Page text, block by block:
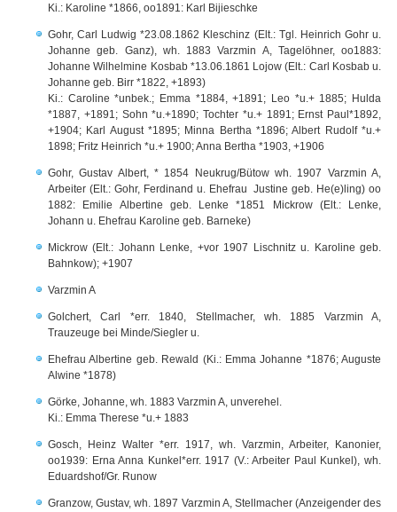
Ki.: Karoline *1866, oo1891: Karl Bijieschke
Gohr, Carl Ludwig *23.08.1862 Kleschinz (Elt.: Tgl. Heinrich Gohr u.
Johanne geb. Ganz), wh. 1883 Varzmin A, Tagelöhner, oo1883:
Johanne Wilhelmine Kosbab *13.06.1861 Lojow (Elt.: Carl Kosbab u.
Johanne geb. Birr *1822, +1893)
Ki.: Caroline *unbek.; Emma *1884, +1891; Leo *u.+ 1885; Hulda
*1887, +1891; Sohn *u.+1890; Tochter *u.+ 1891; Ernst Paul*1892,
+1904; Karl August *1895; Minna Bertha *1896; Albert Rudolf *u.+
1898; Fritz Heinrich *u.+ 1900; Anna Bertha *1903, +1906
Gohr, Gustav Albert, * 1854 Neukrug/Bütow wh. 1907 Varzmin A,
Arbeiter (Elt.: Gohr, Ferdinand u. Ehefrau Justine geb. He(e)ling) oo
1882: Emilie Albertine geb. Lenke *1851 Mickrow (Elt.: Lenke,
Johann u. Ehefrau Karoline geb. Barneke)
Mickrow (Elt.: Johann Lenke, +vor 1907 Lischnitz u. Karoline geb.
Bahnkow); +1907
Varzmin A
Golchert, Carl *err. 1840, Stellmacher, wh. 1885 Varzmin A,
Trauzeuge bei Minde/Siegler u.
Ehefrau Albertine geb. Rewald (Ki.: Emma Johanne *1876; Auguste
Alwine *1878)
Görke, Johanne, wh. 1883 Varzmin A, unverehel.
Ki.: Emma Therese *u.+ 1883
Gosch, Heinz Walter *err. 1917, wh. Varzmin, Arbeiter, Kanonier,
oo1939: Erna Anna Kunkel*err. 1917 (V.: Arbeiter Paul Kunkel), wh.
Eduardshof/Gr. Runow
Granzow, Gustav, wh. 1897 Varzmin A, Stellmacher (Anzeigender des